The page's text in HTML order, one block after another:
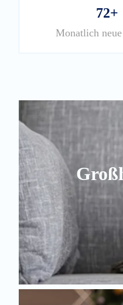
72+
Monatlich